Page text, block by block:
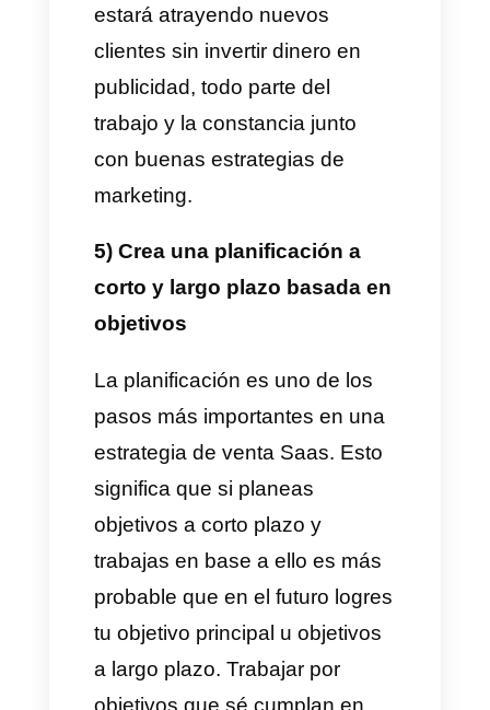
comienza realmente. Llega la
hora de enamorar y captar a
este cliente potencial para que
se interese en comprar lo que
comercializamos.
En este paso es sumamente
necesario tener en claro los
dolores y crear una
demostración personalizada
basada en las necesidades
específicas de cada cliente.
Debes preparar todo tipo de
respuestas e incluso preguntas
para este cliente potencial, de
manera que le hagan ver el